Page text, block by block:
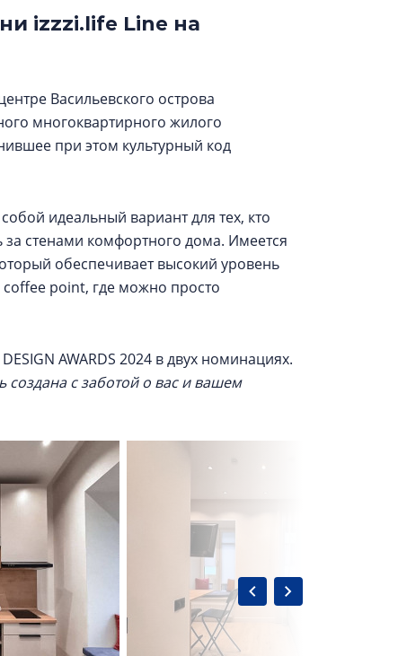
izzzi.life Line на
Васильевского острова
многоквартирного жилого
при этом культурный код
идеальный вариант для тех, кто
стенами комфортного дома. Имеется
обеспечивает высокий уровень
coffee point, где можно просто
AWARDS 2024 в двух номинациях.
с заботой о вас и вашем